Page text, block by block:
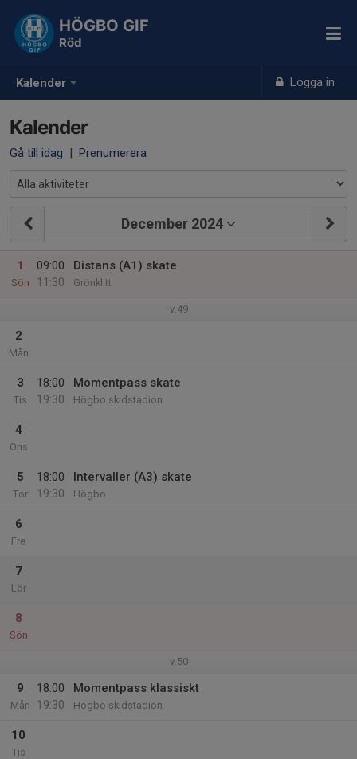
Kalender Logga in
HÖGBO GIF
Röd
Kalender
Gå till idag | Prenumerera
December 2024
1
Sön
09:00
11:30
Distans (A1) skate
Grönklitt
v.49
2
Mån
3
Tis
18:00
19:30
Momentpass skate
Högbo skidstadion
4
Ons
5
Tor
18:00
19:30
Intervaller (A3) skate
Högbo
6
Fre
7
Lör
8
Sön
v.50
9
Mån
18:00
19:30
Momentpass klassiskt
Högbo skidstadion
10
Tis